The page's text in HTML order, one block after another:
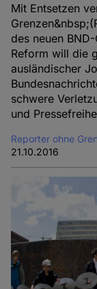
Mit Entsetzen
des neuen
Reform will die
ausländischer
schwere
und
Reporter ohne
21.10.2016